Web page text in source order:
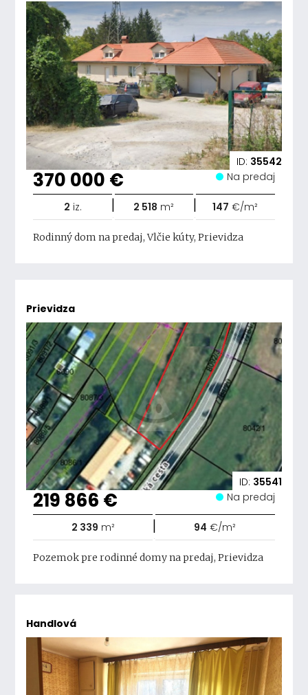
ID: 35542
370 000 € Na predaj
2 iz. | 2 518 m² | 147 €/m²
Rodinný dom na predaj, Vlčie kúty, Prievidza
Prievidza
ID: 35541
219 866 € Na predaj
2 339 m² | 94 €/m²
Pozemok pre rodinné domy na predaj, Prievidza
Handlová